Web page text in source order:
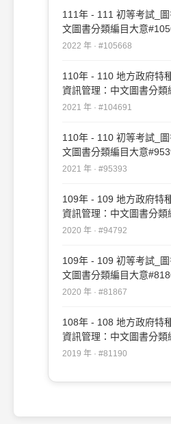
111年 - 111 初等考試_
文圖書分類編目大意
2022 年 · #105668
110年 - 110 地方政府特
資訊管理：中文圖書分類
2021 年 · #104691
110年 - 110 初等考試_
文圖書分類編目大意
2021 年 · #95393
109年 - 109 地方政府特
資訊管理：中文圖書分類
2020 年 · #94792
109年 - 109 初等考試_
文圖書分類編目大意
2020 年 · #81867
108年 - 108 地方政府特
資訊管理：中文圖書分
2019 年 · #81190